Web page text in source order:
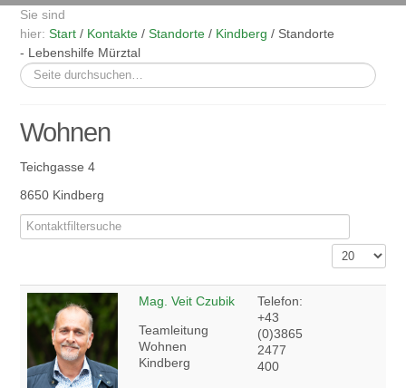
Sie sind
hier: Start / Kontakte / Standorte / Kindberg / Standorte
- Lebenshilfe Mürztal
Suchen
...
Wohnen
Teichgasse 4
8650 Kindberg
Versteckt Filterfeld
Anzeige #
Mag. Veit Czubik
Teamleitung
Wohnen
Kindberg
Telefon:
+43
(0)3865
2477
400